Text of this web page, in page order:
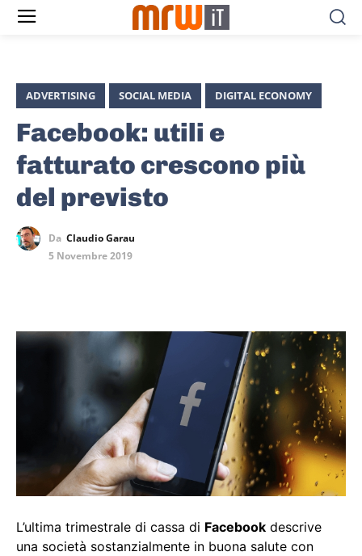
ADVERTISING SOCIAL MEDIA DIGITAL ECONOMY
Facebook: utili e
fatturato crescono più
del previsto
Da Claudio Garau
5 Novembre 2019
L’ultima trimestrale di cassa di Facebook descrive
una società sostanzialmente in buona salute con